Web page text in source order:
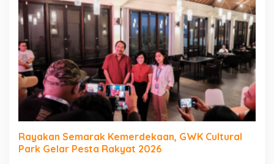
Rayakan Semarak Kemerdekaan, GWK Cultural
Park Gelar Pesta Rakyat 2026